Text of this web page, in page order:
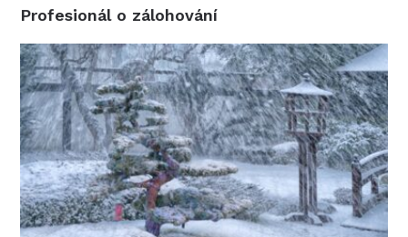
Profesionál o zálohování